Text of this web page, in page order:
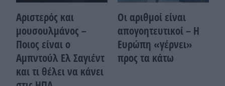
Αριστερός και
μουσουλμάνος –
Ποιoς είναι ο
Αμπντούλ Ελ Σαγιέντ
και τι θέλει να κάνει
Οι αριθμοί είναι
απογοητευτικοί – Η
Ευρώπη «γέρνει»
προς τα κάτω